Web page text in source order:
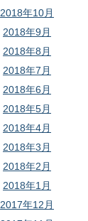
2018年10月
2018年9月
2018年8月
2018年7月
2018年6月
2018年5月
2018年4月
2018年3月
2018年2月
2018年1月
2017年12月